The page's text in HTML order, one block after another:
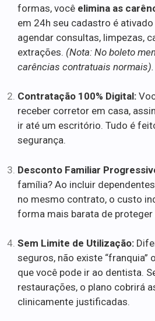
formas, você elimina as
em 24h seu cadastro é
agendar consultas, limpezas,
extrações. (Nota: No boleto
carências contratuais normais).
Contratação 100% Digital:
receber corretor em casa,
ir até um escritório. Tudo é
segurança.
Desconto Familiar
família? Ao incluir
no mesmo contrato, o custo
forma mais barata de proteger
Sem Limite de Utilização:
seguros, não existe “franquia”
que você pode ir ao dentista.
restaurações, o plano cobrirá
clinicamente justificadas.